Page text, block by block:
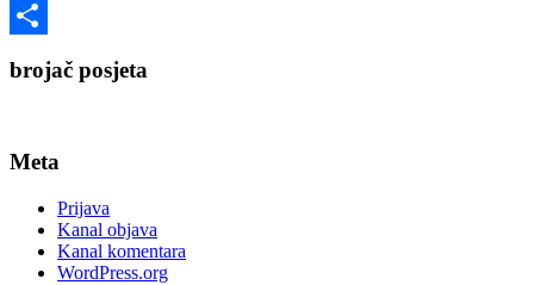
Twitter
brojač posjeta
Meta
Prijava
Kanal objava
Kanal komentara
WordPress.org